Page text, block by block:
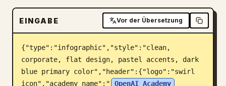
Blog
Updates
EINGABE Vor der Übersetzung
{"type":"infographic","style":"clean,
corporate, flat design, pastel accents, dark
blue primary color","header":{"logo":"swirl
icon","academy_name":"
OpenAI Academy